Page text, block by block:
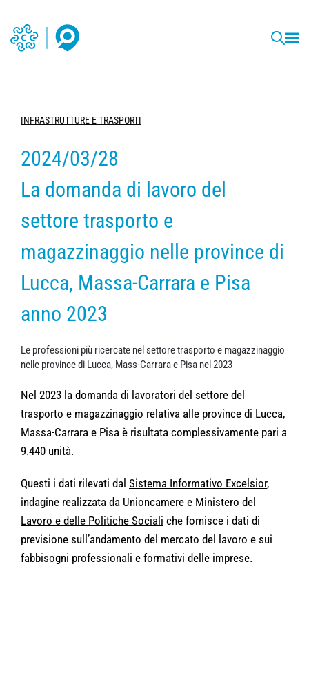
INFRASTRUTTURE E TRASPORTI
2024/03/28
La domanda di lavoro del
settore trasporto e
magazzinaggio nelle province di
Lucca, Massa-Carrara e Pisa
anno 2023
Le professioni più ricercate nel settore trasporto e magazzinaggio
nelle province di Lucca, Mass-Carrara e Pisa nel 2023
Nel 2023 la domanda di lavoratori del settore del
trasporto e magazzinaggio relativa alle province di Lucca,
Massa-Carrara e Pisa è risultata complessivamente pari a
9.440 unità.
Questi i dati rilevati dal Sistema Informativo Excelsior,
indagine realizzata da Unioncamere e Ministero del
Lavoro e delle Politiche Sociali che fornisce i dati di
previsione sull’andamento del mercato del lavoro e sui
fabbisogni professionali e formativi delle imprese.